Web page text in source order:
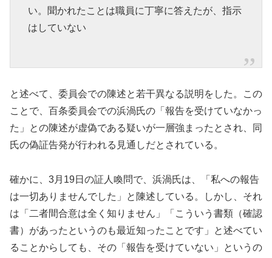
い。聞かれたことは職員に丁寧に答えたが、指示
はしていない
と述べて、委員会での陳述と若干異なる説明をした。この
ことで、百条委員会での浜渦氏の「報告を受けていなかっ
た」との陳述が虚偽である疑いが一層強まったとされ、同
氏の偽証告発が行われる見通しだとされている。
確かに、3月19日の証人喚問で、浜渦氏は、「私への報告
は一切ありませんでした」と陳述している。しかし、それ
は「二者間合意は全く知りません」「こういう書類（確認
書）があったというのも最近知ったことです」と述べてい
ることからしても、その「報告を受けていない」というの